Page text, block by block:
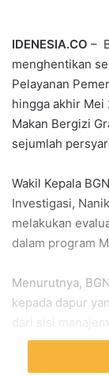
IDENESIA.CO –
menghentikan
Pelayanan
hingga akhir Mei
Makan Bergizi
sejumlah
Wakil Kepala
Investigasi,
melakukan
dalam program
Menurutnya,
kepada dapur
dari sisi
makanan.